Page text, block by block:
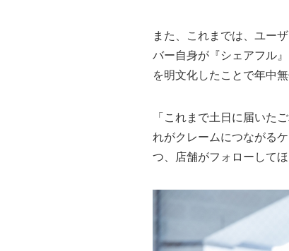
また、これまでは、ユー
バー自身が『シェアフル
を明文化したことで年中
「これまで土日に届いた
れがクレームにつながる
つ、店舗がフォローして